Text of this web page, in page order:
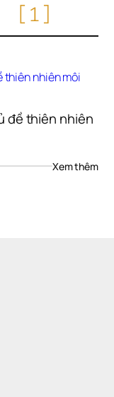
[1]
đề thiên nhiên
Xem thêm: